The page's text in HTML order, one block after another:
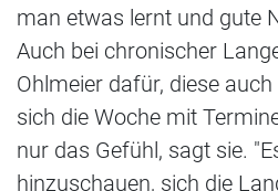
man etwas lernt und gute
Auch bei chronischer
Ohlmeier dafür, diese
sich die Woche mit
nur das Gefühl, sagt sie.
hinzuschauen, sich die